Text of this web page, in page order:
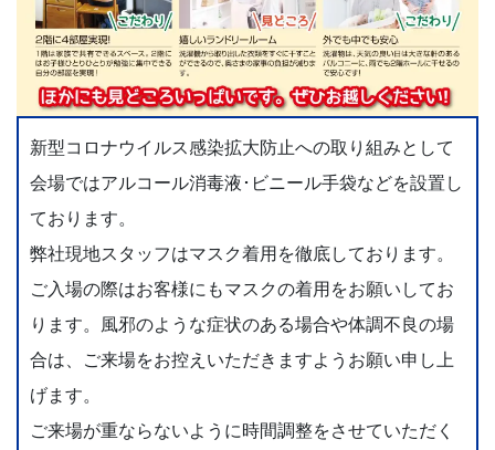
新型コロナウイルス感染拡大防止への取り組みとして
会場ではアルコール消毒液･ビニール手袋などを設置し
ております。
弊社現地スタッフはマスク着用を徹底しております。
ご入場の際はお客様にもマスクの着用をお願いしてお
ります。風邪のような症状のある場合や体調不良の場
合は、ご来場をお控えいただきますようお願い申し上
げます。
ご来場が重ならないように時間調整をさせていただく